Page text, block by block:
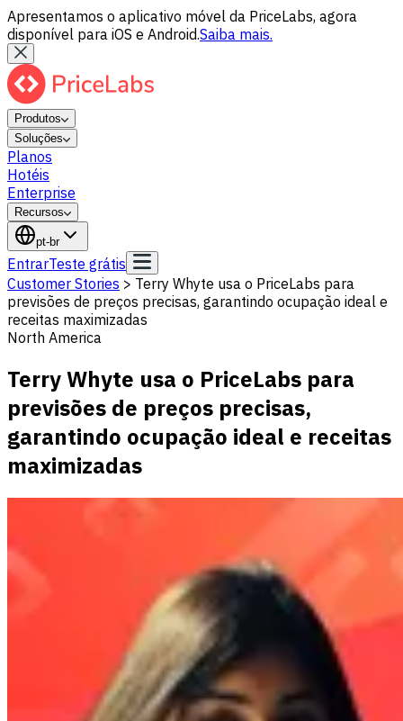
Apresentamos o aplicativo móvel da PriceLabs, agora
disponível para iOS e Android.Saiba mais.
Produtos
Soluções
Planos
Hotéis
Enterprise
Recursos
pt-br
EntrarTeste grátis
Customer Stories > Terry Whyte usa o PriceLabs para
previsões de preços precisas, garantindo ocupação ideal e
receitas maximizadas
North America
Terry Whyte usa o PriceLabs para
previsões de preços precisas,
garantindo ocupação ideal e receitas
maximizadas